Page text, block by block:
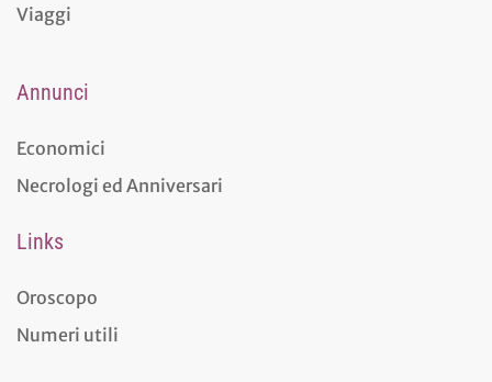
Viaggi
Annunci
Economici
Necrologi ed Anniversari
Links
Oroscopo
Numeri utili